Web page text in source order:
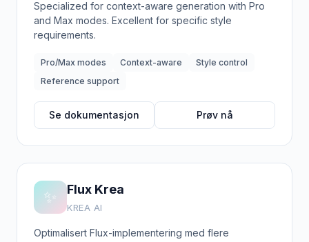
Specialized for context-aware generation with Pro
and Max modes. Excellent for specific style
requirements.
Pro/Max modes Context-aware
Style control
Reference support
Se dokumentasjon Prøv nå
✨ Flux Krea
KREA AI
Optimalisert Flux-implementering med flere